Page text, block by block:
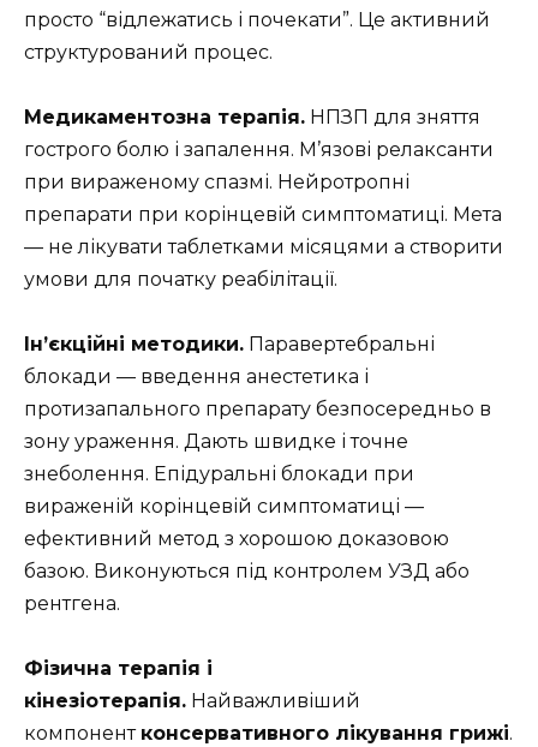
просто “відлежатись і почекати”. Це активний
структурований процес.
Медикаментозна терапія. НПЗП для зняття
гострого болю і запалення. М’язові релаксанти
при вираженому спазмі. Нейротропні
препарати при корінцевій симптоматиці. Мета
— не лікувати таблетками місяцями а створити
умови для початку реабілітації.
Ін’єкційні методики. Паравертебральні
блокади — введення анестетика і
протизапального препарату безпосередньо в
зону ураження. Дають швидке і точне
знеболення. Епідуральні блокади при
вираженій корінцевій симптоматиці —
ефективний метод з хорошою доказовою
базою. Виконуються під контролем УЗД або
рентгена.
Фізична терапія і
кінезіотерапія. Найважливіший
компонент консервативного лікування грижі.